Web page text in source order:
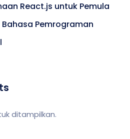
React.js untuk Pemula
Pemrograman
ditampilkan.